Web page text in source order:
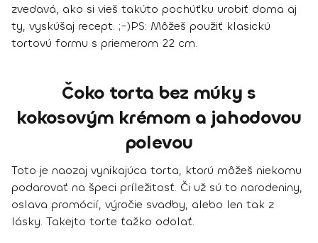
zvedavá, ako si vieš takúto pochúťku urobiť doma aj
ty, vyskúšaj recept. ;-)PS: Môžeš použiť klasickú
tortovú formu s priemerom 22 cm.
Čoko torta bez múky s
kokosovým krémom a jahodovou
polevou
Toto je naozaj vynikajúca torta, ktorú môžeš niekomu
podarovať na špeci príležitosť. Či už sú to narodeniny,
oslava promócií, výročie svadby, alebo len tak z
lásky. Takejto torte ťažko odolať.